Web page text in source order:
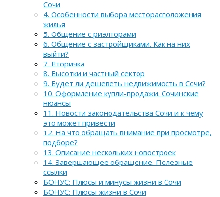
Сочи
4. Особенности выбора месторасположения
жилья
5. Общение с риэлторами
6. Общение с застройщиками. Как на них
выйти?
7. Вторичка
8. Высотки и частный сектор
9. Будет ли дешеветь недвижимость в Сочи?
10. Оформление купли-продажи. Сочинские
нюансы
11. Новости законодательства Сочи и к чему
это может привести
12. На что обращать внимание при просмотре,
подборе?
13. Описание нескольких новостроек
14. Завершающее обращение. Полезные
ссылки
БОНУС: Плюсы и минусы жизни в Сочи
БОНУС: Плюсы жизни в Сочи